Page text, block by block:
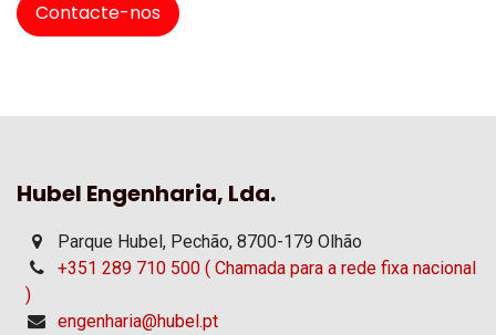
Contacte-nos
Hubel Engenharia, Lda.
Parque Hubel, Pechão, 8700-179 Olhão
+351 289 710 500 ( Chamada para a rede fixa nacional
)
engenharia@hubel.pt